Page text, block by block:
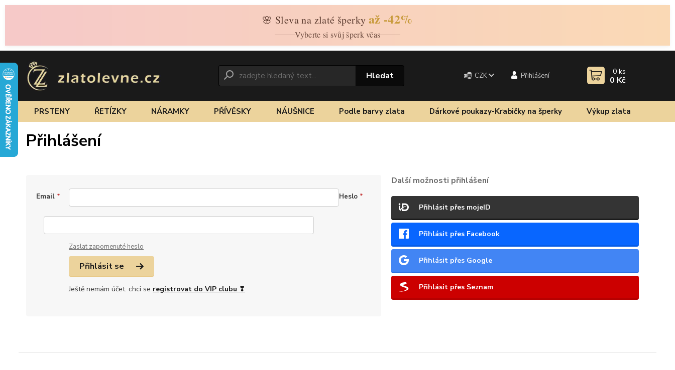
🌸 Sleva na zlaté šperky až -42%
Vyberte si svůj šperk včas
CZK Přihlášení
Hledat 0 ks
0 Kč
PRSTENY ŘETÍZKY NÁRAMKY PŘÍVĚSKY NÁUŠNICE Podle barvy zlata Dárkové poukazy-Krabičky na šperky Výkup zlata
Přihlášení
Email * Heslo *
Zaslat zapomenuté heslo
Přihlásit se
Ještě nemám účet. chci se registrovat do VIP clubu ❣
Další možnosti přihlášení
Přihlásit přes mojeID
Přihlásit přes Facebook
Přihlásit přes Google
Přihlásit přes Seznam